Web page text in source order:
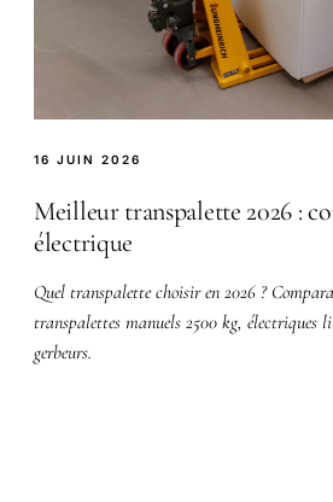
16 JUIN 2026
Meilleur transpalette 2026 :
électrique
Quel transpalette choisir en 2026 ?
transpalettes manuels 2500 kg, électriques
gerbeurs.